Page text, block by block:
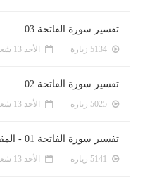
تفسير سورة الفاتحة 03
الأحد 13 شعبان 1447ﻫ 1-2-2026م
تفسير سورة الفاتحة 02
الأحد 13 شعبان 1447ﻫ 1-2-2026م
تفسير سورة الفاتحة 01 - المقدمة
الأحد 13 شعبان 1447ﻫ 1-2-2026م